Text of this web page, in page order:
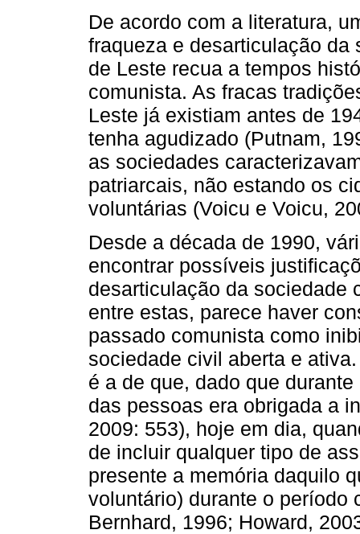
De acordo com a literatura,
fraqueza e desarticulação
de Leste recua a tempos
comunista. As fracas
Leste já existiam antes de
tenha agudizado (Putnam,
as sociedades
patriarcais, não estando os
voluntárias (Voicu e Voicu,
Desde a década de 1990,
encontrar possíveis
desarticulação da sociedade
entre estas, parece haver
passado comunista como
sociedade civil aberta e
é a de que, dado que
das pessoas era obrigada a
2009: 553), hoje em dia,
de incluir qualquer tipo de
presente a memória daquilo
voluntário) durante o período
Bernhard, 1996; Howard,